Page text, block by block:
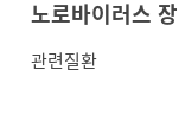
노로바이러스
관련질환